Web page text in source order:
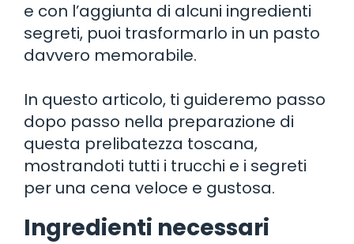
e con l’aggiunta di alcuni ingredienti
segreti, puoi trasformarlo in un pasto
davvero memorabile.
In questo articolo, ti guideremo passo
dopo passo nella preparazione di
questa prelibatezza toscana,
mostrandoti tutti i trucchi e i segreti
per una cena veloce e gustosa.
Ingredienti necessari